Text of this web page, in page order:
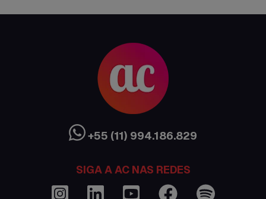
Ciência sem Fronteiras
Cultura Austrália
Curso de inglês no exterior
Dicas
+55 (11) 994.186.829
SIGA A AC NAS REDES